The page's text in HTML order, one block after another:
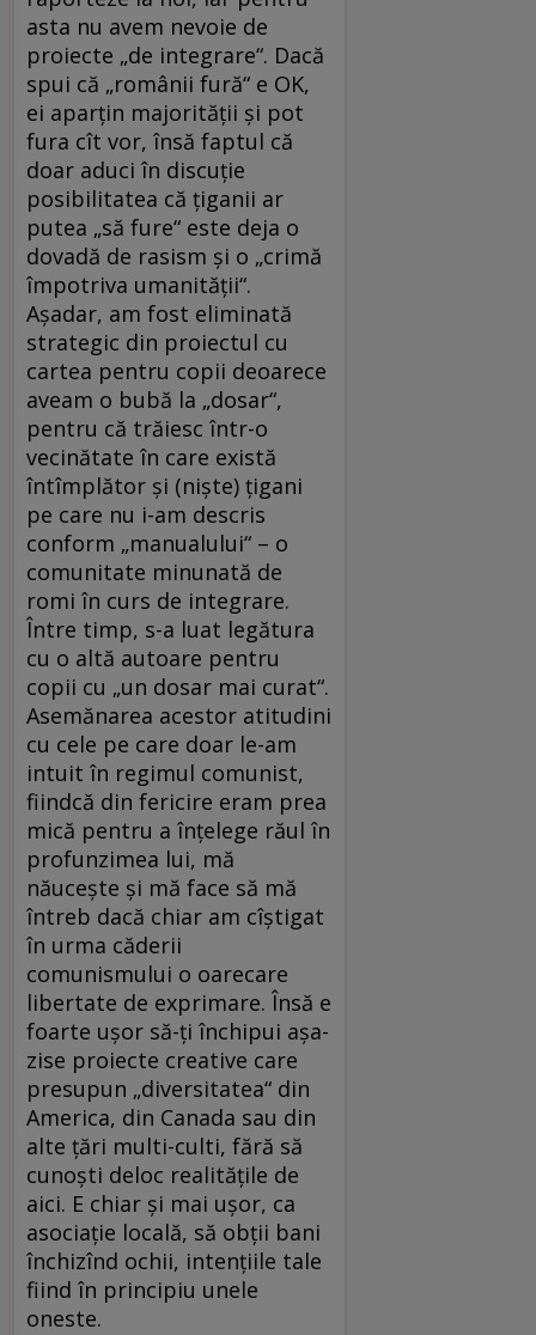
asta nu avem nevoie de
proiecte „de integrare“. Dacă
spui că „românii fură“ e OK,
ei aparțin majorității și pot
fura cît vor, însă faptul că
doar aduci în discuție
posibilitatea că țiganii ar
putea „să fure“ este deja o
dovadă de rasism și o „crimă
împotriva umanității“.
Așadar, am fost eliminată
strategic din proiectul cu
cartea pentru copii deoarece
aveam o bubă la „dosar“,
pentru că trăiesc într-o
vecinătate în care există
întîmplător și (niște) țigani
pe care nu i-am descris
conform „manualului“ – o
comunitate minunată de
romi în curs de integrare.
Între timp, s-a luat legătura
cu o altă autoare pentru
copii cu „un dosar mai curat“.
Asemănarea acestor atitudini
cu cele pe care doar le-am
intuit în regimul comunist,
fiindcă din fericire eram prea
mică pentru a înțelege răul în
profunzimea lui, mă
năucește și mă face să mă
întreb dacă chiar am cîștigat
în urma căderii
comunismului o oarecare
libertate de exprimare. Însă e
foarte ușor să-ți închipui așa-
zise proiecte creative care
presupun „diversitatea“ din
America, din Canada sau din
alte țări multi-culti, fără să
cunoști deloc realitățile de
aici. E chiar și mai ușor, ca
asociație locală, să obții bani
închizînd ochii, intențiile tale
fiind în principiu unele
oneste.